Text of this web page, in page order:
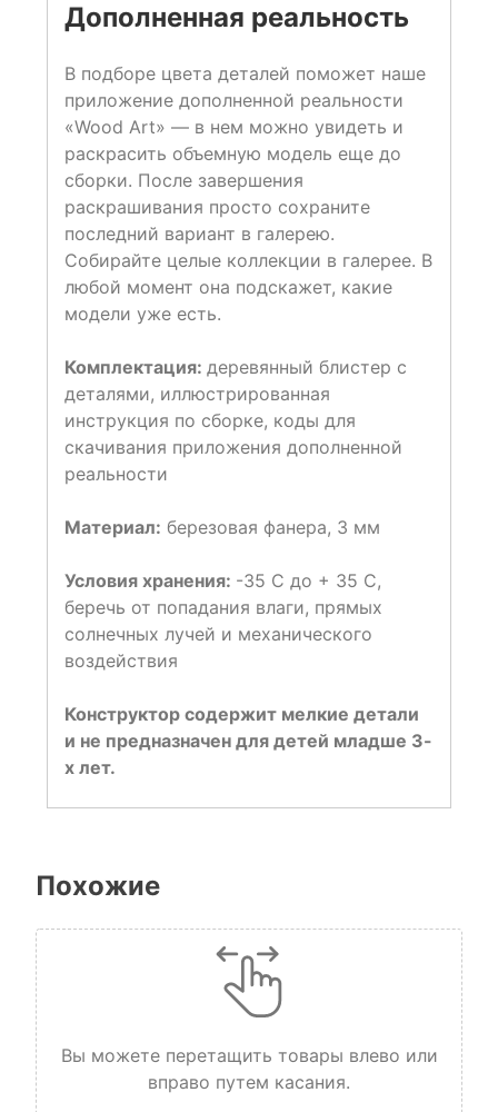
Дополненная реальность
В подборе цвета деталей поможет наше
приложение дополненной реальности
«Wood Art» — в нем можно увидеть и
раскрасить объемную модель еще до
сборки. После завершения
раскрашивания просто сохраните
последний вариант в галерею.
Собирайте целые коллекции в галерее. В
любой момент она подскажет, какие
модели уже есть.
Комплектация: деревянный блистер с
деталями, иллюстрированная
инструкция по сборке, коды для
скачивания приложения дополненной
реальности
Материал: березовая фанера, 3 мм
Условия хранения: -35 С до + 35 С,
беречь от попадания влаги, прямых
солнечных лучей и механического
воздействия
Конструктор содержит мелкие детали
и не предназначен для детей младше 3-
х лет.
Похожие
Вы можете перетащить товары влево или
вправо путем касания.